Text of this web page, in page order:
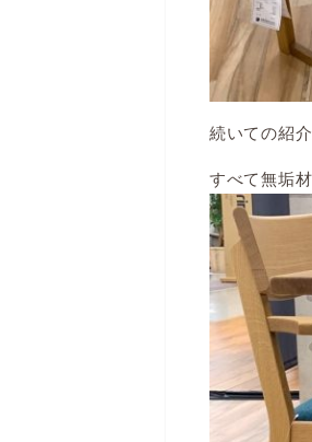
続いての紹
すべて無垢